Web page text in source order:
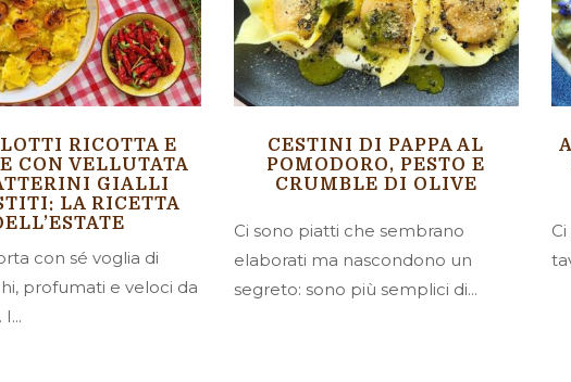
RICOTTA E
CON VELLUTATA
GIALLI
LA RICETTA
con sé voglia di
profumati e veloci da
CESTINI DI PAPPA AL
POMODORO, PESTO E
CRUMBLE DI OLIVE
Ci sono piatti che sembrano
elaborati ma nascondono un
segreto: sono più semplici di...